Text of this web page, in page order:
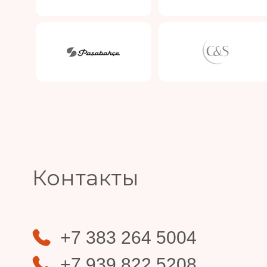
Контакты
+7 383 264 5004